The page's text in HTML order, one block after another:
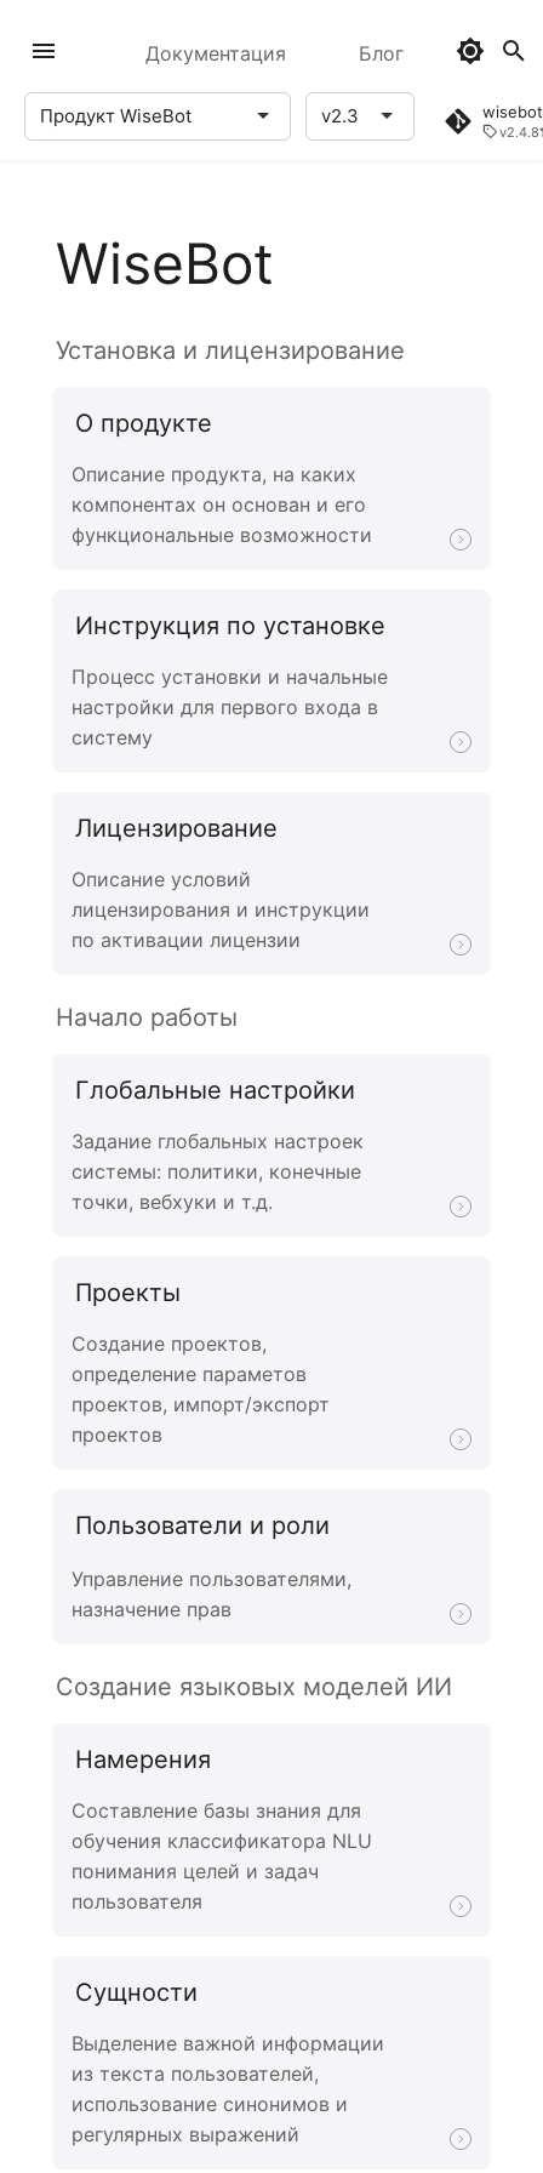
Документация Блог
Продукт WiseBot v2.3
v2.4.8
WiseBot
Установка и лицензирование
О продукте
Описание продукта, на каких
компонентах он основан и его
функциональные возможности
Инструкция по установке
Процесс установки и начальные
настройки для первого входа в
систему
Лицензирование
Описание условий
лицензирования и инструкции
по активации лицензии
Начало работы
Глобальные настройки
Задание глобальных настроек
системы: политики, конечные
точки, вебхуки и т.д.
Проекты
Создание проектов,
определение параметов
проектов, импорт/экспорт
проектов
Пользователи и роли
Управление пользователями,
назначение прав
Создание языковых моделей ИИ
Намерения
Составление базы знания для
обучения классификатора NLU
понимания целей и задач
пользователя
Сущности
Выделение важной информации
из текста пользователей,
использование синонимов и
регулярных выражений